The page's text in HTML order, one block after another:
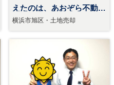
えたのは、あおぞら不動
産。
横浜市旭区・土地売却